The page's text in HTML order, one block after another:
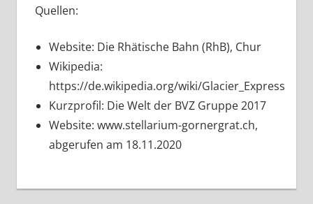
Quellen:
Website: Die Rhätische Bahn (RhB), Chur
Wikipedia:
https://de.wikipedia.org/wiki/Glacier_Express
Kurzprofil: Die Welt der BVZ Gruppe 2017
Website: www.stellarium-gornergrat.ch,
abgerufen am 18.11.2020